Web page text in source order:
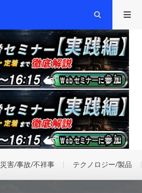
災害/事故/不祥事 テクノロジー/製品